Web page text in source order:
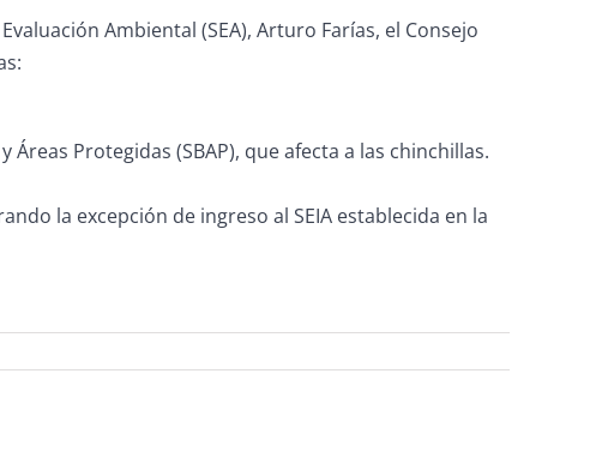
Ambiental (SEA), Arturo Farías, el Consejo
Protegidas (SBAP), que afecta a las chinchillas.
la excepción de ingreso al SEIA establecida en la